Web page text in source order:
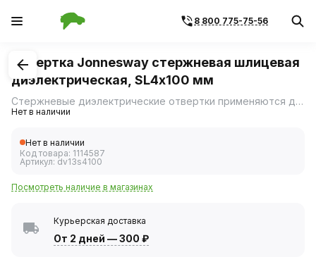
8 800 775-75-56
1/1
Отвертка Jonnesway стержневая шлицевая
диэлектрическая, SL4х100 мм
Стержневые диэлектрические отвертки применяются для производства работ с электрооборудованием, находящимся под напряжением до 1000 В.
Нет в наличии
Нет в наличии
Код товара: 1114587
Артикул: dv13s4100
Посмотреть наличие в магазинах
Курьерская доставка
От 2 дней —300 ₽